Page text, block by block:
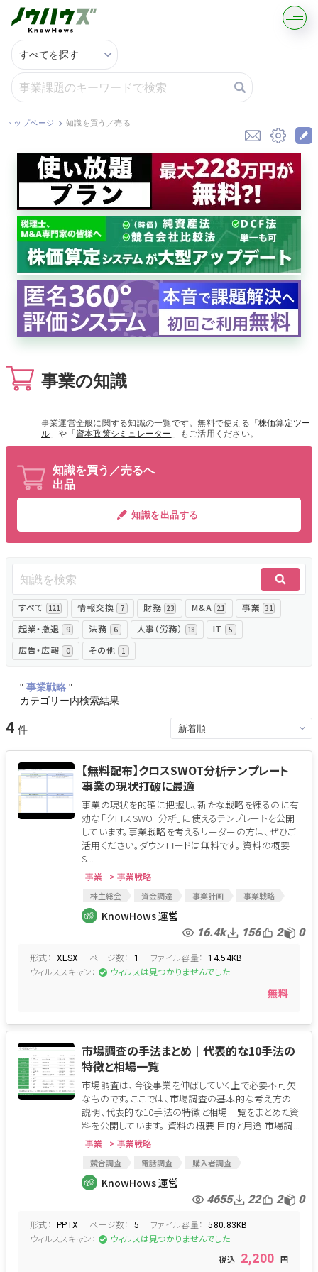
記事・コラムを読む
解決策を募集する
知識を買う／売る
契約書ひな型を探す
専門家に電話する
無料で株価を算定
資本政策を無料でお試し
無料でアンケート
匿名360°評価
ちょこっと相談とは？
新規会員登録
ログイン
トップページ 知識を買う／売る
事業の知識
事業運営全般に関する知識の一覧です。無料で使える「 株価算定ツー
ル 」や「 資本政策シミュレーター 」もご活用ください。
知識を買う／売るへ
出品
知識を出品する
すべて 121 情報交換 7 財務 23 M&A 21 事業 31
起業・撤退 9 法務 6 人事（労務） 18 IT 5
広告・広報 0 その他 1
" 事業戦略 "
カテゴリー内検索結果
4
【無料配布】クロスSWOT分析テンプレート│
事業の現状打破に最適
事業の現状を的確に把握し、新たな戦略を練るのに有
効な「クロスSWOT分析」に使えるテンプレートを公開
しています。事業戦略を考えるリーダーの方は、ぜひご
活用ください。ダウンロードは無料です。 資料の概要
S...
事業 > 事業戦略
株主総会 資金調達 事業計画
事業戦略
事業計画書
経営ビジョン
戦略策定
KnowHows 運営
16.4k 156 2 0
形式： XLSX ページ数： 1 ファイル容量： 14.54KB
ウィルススキャン： ウィルスは見つかりませんでした
無料
市場調査の手法まとめ│代表的な10手法の
特徴と相場一覧
市場調査は、今後事業を伸ばしていく上で必要不可欠
なものです。ここでは、市場調査の基本的な考え方の
説明、代表的な10手法の特徴と相場一覧をまとめた資
料を公開しています。 資料の概要 目的と用途 市場調...
事業 > 事業戦略
競合調査 電話調査
購入者調査
ホームユーステスト
デプスインタビュー
市場調査
ミステリーショッパー
消費者調査
該当調査
KnowHows 運営
4655 22 2 0
形式： PPTX ページ数： 5 ファイル容量： 580.83KB
ウィルススキャン： ウィルスは見つかりませんでした
2,200